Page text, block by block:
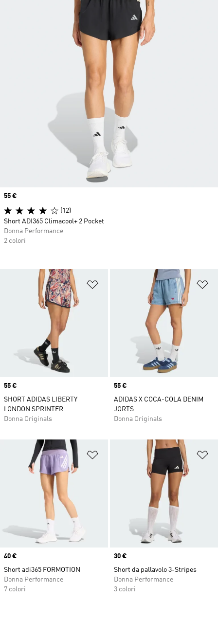
Aggiungi alla lista dei desideri
Price
55 €
SHORT ADIDAS LIBERTY
LONDON SPRINTER
Donna Originals
Price
55 €
ADIDAS X COCA-COLA DENIM
JORTS
Donna Originals
Aggiungi alla lista dei desideri
Price
40 €
Short adi365 FORMOTION
Donna Performance
7 colori
Price
30 €
Short da pallavolo 3-Stripes
Donna Performance
3 colori
Price
55 €
(12)
Short ADI365 Climacool+ 2 Pocket
Donna Performance
2 colori